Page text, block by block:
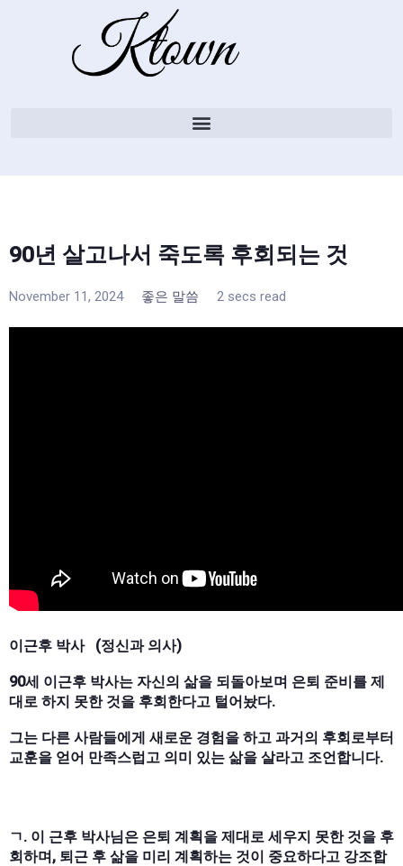
90년 살고나서 죽도록 후회되는 것
November 11, 2024 좋은 말씀 2 secs read
이근후 박사 (정신과 의사)
90세 이근후 박사는 자신의 삶을 되돌아보며 은퇴 준비를 제
대로 하지 못한 것을 후회한다고 털어놨다.
그는 다른 사람들에게 새로운 경험을 하고 과거의 후회로부터
교훈을 얻어 만족스럽고 의미 있는 삶을 살라고 조언합니다.
ㄱ. 이 근후 박사님은 은퇴 계획을 제대로 세우지 못한 것을 후
회하며, 퇴근 후 삶을 미리 계획하는 것이 중요하다고 강조합